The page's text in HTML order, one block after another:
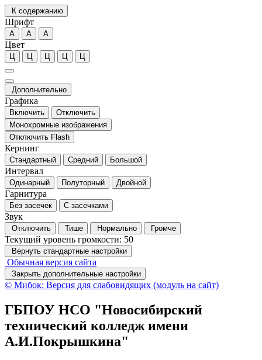
К содержанию
Шрифт
А А А
Цвет
Ц Ц Ц Ц Ц
Дополнительно
Графика
Включить
Отключить
Монохромные изображения
Отключить Flash
Кернинг
Стандартный Средний Большой
Интервал
Одинарный Полуторный Двойной
Гарнитура
Без засечек С засечками
Звук
Отключить Тише Нормально Громче
Текущий уровень громкости: 50
Вернуть стандартные настройки
Обычная версия сайта
Закрыть дополнительные настройки
© Мибок: Версия для слабовидящих (модуль на сайт)
ГБПОУ НСО "Новосибирский
технический колледж имени
А.И.Покрышкина"